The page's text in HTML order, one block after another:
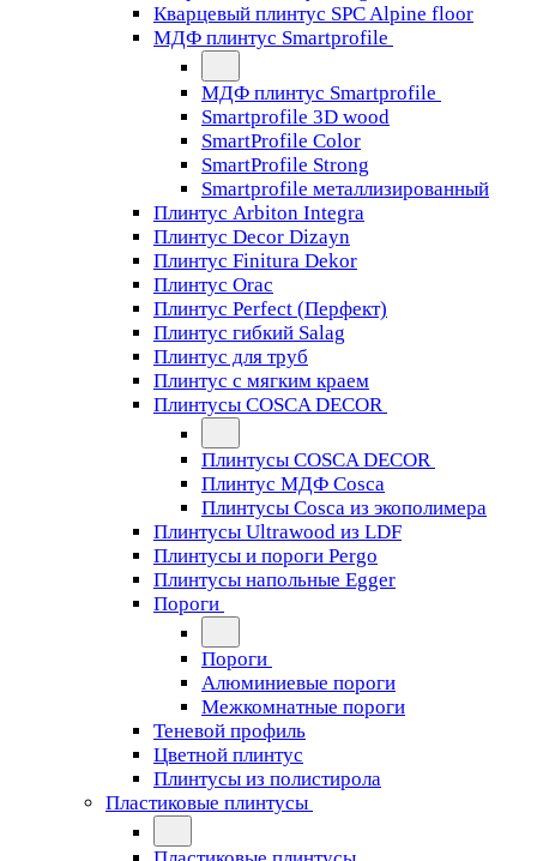
Кварцевый плинтус SPC Alpine floor
МДФ плинтус Smartprofile
МДФ плинтус Smartprofile
Smartprofile 3D wood
SmartProfile Color
SmartProfile Strong
Smartprofile металлизированный
Плинтус Arbiton Integra
Плинтус Decor Dizayn
Плинтус Finitura Dekor
Плинтус Orac
Плинтус Perfect (Перфект)
Плинтус гибкий Salag
Плинтус для труб
Плинтус с мягким краем
Плинтусы COSCA DECOR
Плинтусы COSCA DECOR
Плинтус МДФ Cosca
Плинтусы Cosca из экополимера
Плинтусы Ultrawood из LDF
Плинтусы и пороги Pergo
Плинтусы напольные Egger
Пороги
Пороги
Алюминиевые пороги
Межкомнатные пороги
Теневой профиль
Цветной плинтус
Плинтусы из полистирола
Пластиковые плинтусы